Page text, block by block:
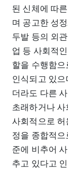
된 신체에 따
며 공고한 성
두발 등의 외
업 등 사회적
할을 수행함
인식되고 있
더라도 다른
초래하거나
사회적으로 허
정을 종합적
준에 비추어
추고 있다고